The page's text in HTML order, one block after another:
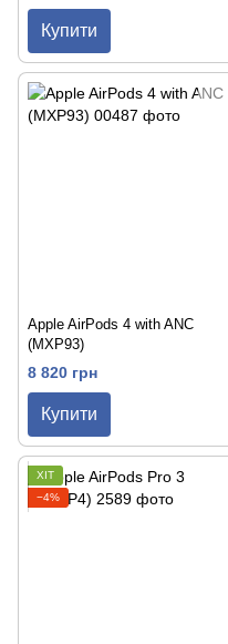
Купити
Apple AirPods 4 with ANC
(MXP93)
8 820 грн
Купити
ХІТ
−4%